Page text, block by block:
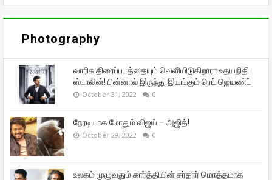
Photography
வாரிசு திரைப்படத்தையும் வெளியிடுகிறாரா உதயநிதி
ஸ்டாலின்! பின்னால் இருந்து இயங்கும் ரெட் ஜெயண்ட்
October 31, 2022 0
நேரடியாக மோதும் விஜய் – அஜித்!
October 29, 2022 0
உலகம் முழுவதும் கார்த்தியின் சர்தார் மொத்தமாக